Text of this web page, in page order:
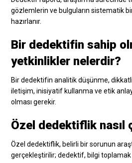
gözlemlerin ve bulguların sistematik
hazırlanır.
Bir dedektifin sahip
yetkinlikler nelerdir?
Bir dedektifin analitik düşünme,
iletişim, inisiyatif kullanma ve etik
olması gerekir.
Özel dedektiflik nasıl
Özel dedektiflik, belirli bir sorunun
gerçekleştirilir; dedektif, bilgi